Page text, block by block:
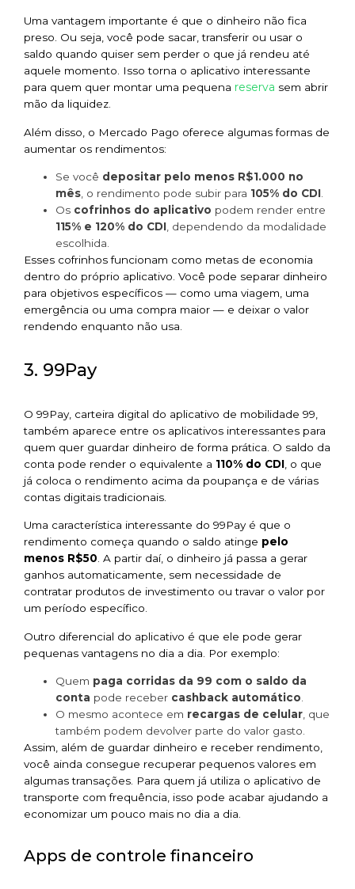
Uma vantagem importante é que o dinheiro não fica
preso. Ou seja, você pode sacar, transferir ou usar o
saldo quando quiser sem perder o que já rendeu até
aquele momento. Isso torna o aplicativo interessante
para quem quer montar uma pequena reserva sem abrir
mão da liquidez.
Além disso, o Mercado Pago oferece algumas formas de
aumentar os rendimentos:
Se você depositar pelo menos R$1.000 no
mês , o rendimento pode subir para 105% do CDI
Os cofrinhos do aplicativo podem render entre
115% e 120% do CDI , dependendo da modalidade
escolhida.
Esses cofrinhos funcionam como metas de economia
dentro do próprio aplicativo. Você pode separar dinheiro
para objetivos específicos — como uma viagem, uma
emergência ou uma compra maior — e deixar o valor
rendendo enquanto não usa.
3. 99Pay
O 99Pay, carteira digital do aplicativo de mobilidade 99,
também aparece entre os aplicativos interessantes para
quem quer guardar dinheiro de forma prática. O saldo da
conta pode render o equivalente a 110% do CDI , o que
já coloca o rendimento acima da poupança e de várias
contas digitais tradicionais.
Uma característica interessante do 99Pay é que o
rendimento começa quando o saldo atinge pelo
menos R$50. A partir daí, o dinheiro já passa a gerar
ganhos automaticamente, sem necessidade de
contratar produtos de investimento ou travar o valor por
um período específico.
Outro diferencial do aplicativo é que ele pode gerar
pequenas vantagens no dia a dia. Por exemplo:
Quem paga corridas da 99 com o saldo da
conta pode receber cashback automático
O mesmo acontece em recargas de celular , que
também podem devolver parte do valor gasto.
Assim, além de guardar dinheiro e receber rendimento,
você ainda consegue recuperar pequenos valores em
algumas transações. Para quem já utiliza o aplicativo de
transporte com frequência, isso pode acabar ajudando a
economizar um pouco mais no dia a dia.
Apps de controle financeiro